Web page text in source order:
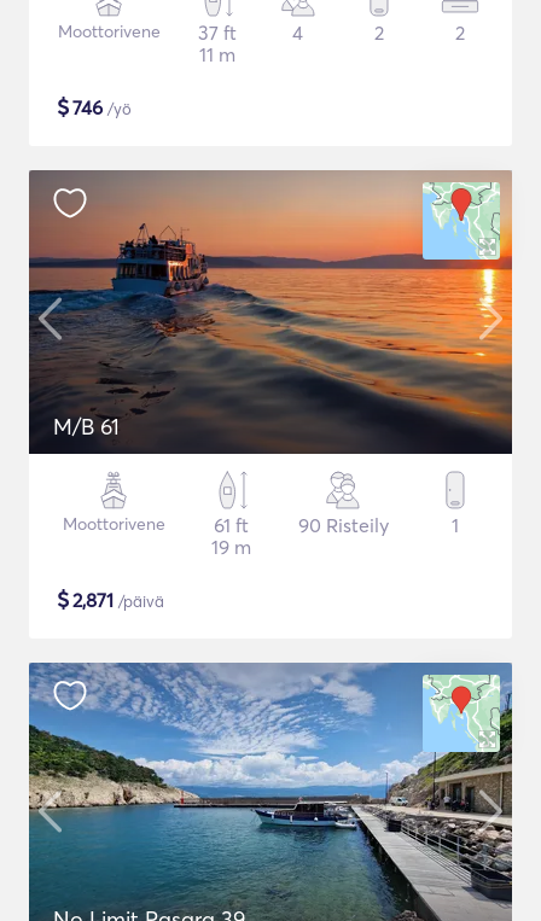
Moottorivene
37 ft
11 m
4 2 2
$746 /yö
M/B 61
Moottorivene
61 ft
19 m
90 Risteily 1
$2,871 /päivä